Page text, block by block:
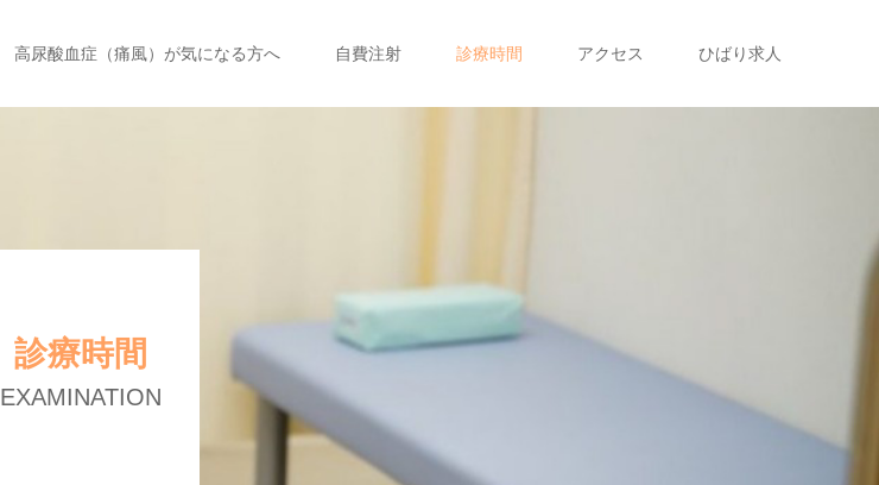
高尿酸血症（痛風）が気になる方へ 自費注射 診療時間 アクセス ひばり求人
診療時間
EXAMINATION